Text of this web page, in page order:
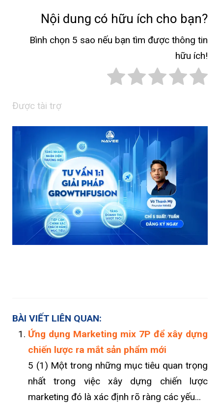
Nội dung có hữu ích cho bạn?
Bình chọn 5 sao nếu bạn tìm được thông tin
hữu ích!
Được tài trợ
BÀI VIẾT LIÊN QUAN:
Ứng dụng Marketing mix 7P để xây dựng
chiến lược ra mắt sản phẩm mới
5 (1) Một trong những mục tiêu quan trọng
nhất trong việc xây dựng chiến lược
marketing đó là xác định rõ ràng các yếu...